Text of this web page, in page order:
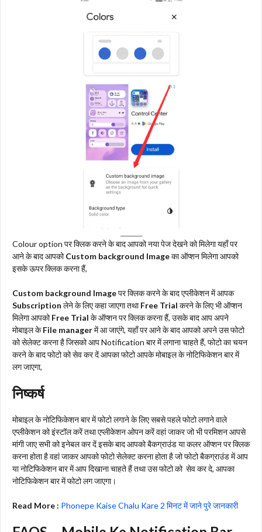
Colour option पर क्लिक करने के बाद आपको नया पेज देखने को मिलेगा यहाँ पर
आने के बाद आपकोCustom background Imageका ऑप्शन मिलेगा आपको
इसके ऊपर क्लिक करना हैं,
Custom background Imageपर क्लिक करने के बाद एप्लीकेशन में आपक
Subscription लेने के लिए कहा जाएगा तथाFree Trial करने के लिए भी ऑप्शन
मिलेगा आपकोFree Trial के ऑप्शन पर क्लिक करना हैं, उसके बाद आप अपने
मोबाइल केFile managerमें आ जाएंगे, यहाँ पर आने के बाद आपको अपने उस फोटो
को सेलेक्ट करना है जिसको आप Notification बार में लगाना चाहते हैं, फोटो का चयन
करने के बाद फोटो को सेव कर दें आपका फोटो आपके मोबाइल के नोटिफिकेशन बार में
लग जाएगा,
निष्कर्ष
मोबाइल के नोटिफिकेशन बार में फोटो लगाने के लिए सबसे पहले फोटो लगाने वाले
एप्लीकेशन को इंस्टॉल करें तथा एप्लीकेशन ओपन करें वहां जाकर जो भी परमिशन आपसे
मांगी जाए सभी को इनेबल कर दें इसके बाद आपको बैकग्राउंड या कलर ऑप्शन पर क्लिक
करना होता है वहां जाकर आपको फोटो सेलेक्ट करना होता है जो फोटो बैकग्राउंड में आप
या नोटिफिकेशन बार में आप दिखाना चाहते हैं तथा उस फोटो को सेव कर दे, आपका
नोटिफिकेशन बार में फोटो लग जाएगा।
Read More : Phonepe Kaise Chalu Kare 2 मिनट में जाने पुरे जानकारी